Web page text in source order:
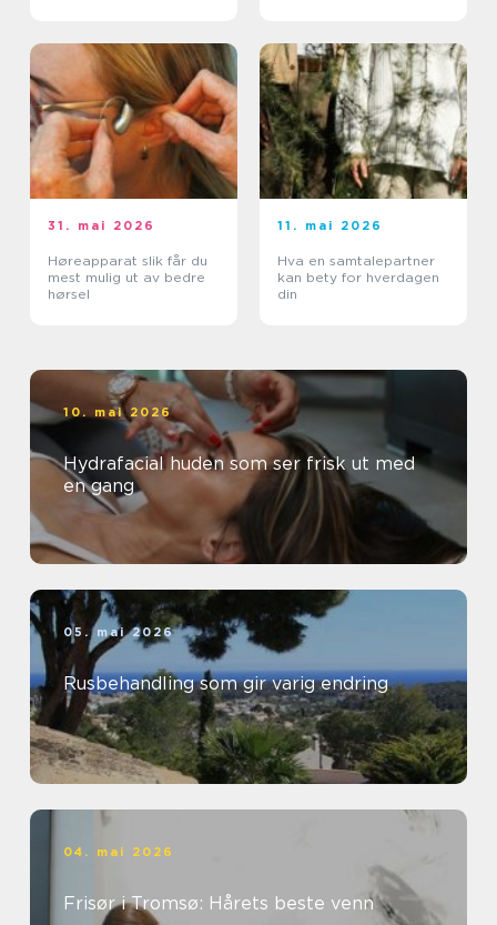
31. mai 2026
Høreapparat slik får du
mest mulig ut av bedre
hørsel
11. mai 2026
Hva en samtalepartner
kan bety for hverdagen
din
10. mai 2026
Hydrafacial huden som ser frisk ut med
en gang
05. mai 2026
Rusbehandling som gir varig endring
04. mai 2026
Frisør i Tromsø: Hårets beste venn